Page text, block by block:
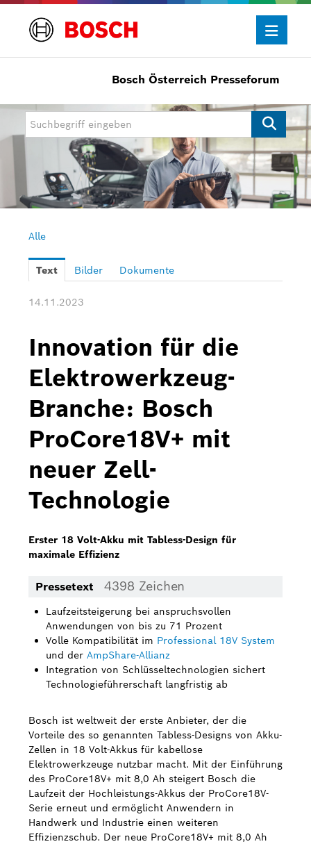
Presseinformationen
Allgemein/Wirtschaft
Bosch Innovationspreis
eBike Systems
Mobility
Power Tools
Buderus
Pressemappen
Hausgeräte
Downloads
Pressemappen
Fotos
Bosch in Österreich
Karriere bei Bosch in Österreich
Bosch Weltweit
Kontakt
Bosch Österreich Presseforum
Alle
Text Bilder Dokumente
14.11.2023
Innovation für die
Elektrowerkzeug-
Branche: Bosch
ProCore18V+ mit
neuer Zell-
Technologie
Erster 18 Volt-Akku mit Tabless-Design für
maximale Effizienz
Pressetext 4398 Zeichen
Laufzeitsteigerung bei anspruchsvollen
Anwendungen von bis zu 71 Prozent
Volle Kompatibilität im Professional 18V System
und der AmpShare-Allianz
Integration von Schlüsseltechnologien sichert
Technologieführerschaft langfristig ab
Bosch ist weltweit der erste Anbieter, der die
Vorteile des so genannten Tabless-Designs von Akku-
Zellen in 18 Volt-Akkus für kabellose
Elektrowerkzeuge nutzbar macht. Mit der Einführung
des ProCore18V+ mit 8,0 Ah steigert Bosch die
Laufzeit der Hochleistungs-Akkus der ProCore18V-
Serie erneut und ermöglicht Anwendern in
Handwerk und Industrie einen weiteren
Effizienzschub. Der neue ProCore18V+ mit 8,0 Ah